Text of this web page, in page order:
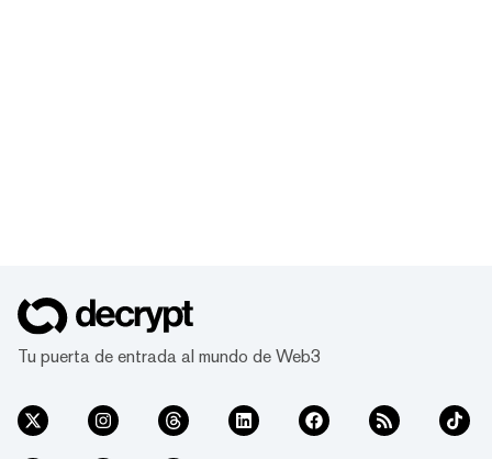
Tu puerta de entrada al mundo de Web3